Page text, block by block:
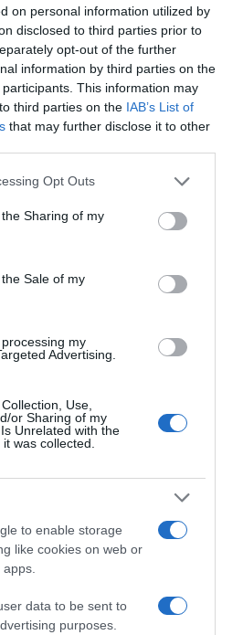
on personal information utilized by
disclosed to third parties prior to
opt-out of the further
information by third parties on the
participants. This information may
third parties on the IAB’s List of
that may further disclose it to other
app uses one or more Google
usage behaviour. You may click to
Google and its third-party tags to
purposes in below Google
Opt Outs
Sharing of my
Sale of my
my
Advertising.
Use,
or Sharing of my
Unrelated with the
was collected.
to enable storage
like cookies on web or
data to be sent to
purposes.
κύκλωμα
Ισπανία –
προς την
προς την
σε 78 συλλήψεις - Πώς
διελεύσεις